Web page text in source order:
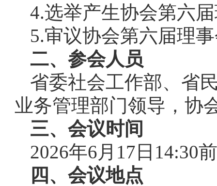
4.选举产生协会第六
5.审议协会第六届理
二、参会人员
省委社会工作部、省
业务管理部门领导，协
三、会议时间
2026年6月17日14:30
四、会议地点